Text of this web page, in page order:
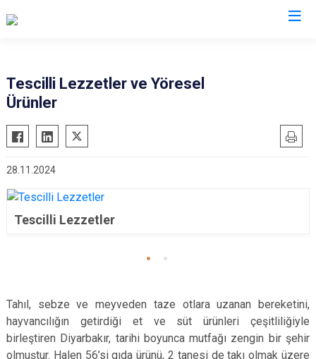
Tescilli Lezzetler ve Yöresel
Ürünler
28.11.2024
Tescilli Lezzetler
Tahıl, sebze ve meyveden taze otlara uzanan bereketini,
hayvancılığın getirdiği et ve süt ürünleri çeşitliliğiyle
birleştiren Diyarbakır, tarihi boyunca mutfağı zengin bir şehir
olmuştur. Halen 56’si gıda ürünü, 2 tanesi de takı olmak üzere